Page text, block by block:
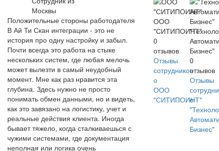
Москвы
Положительные стороны работодателя
В Ай Ти Скан интеграции - это не
история про одну настройку и забыл.
Почти всегда это работа на стыке
нескольких систем, где любая мелочь
может вылезти в самый неудобный
момент. Мне как раз нравится эта
глубина. Здесь нужно не просто
понимать обмен данными, но и видеть,
как это завязано на логистику, учет и
реальные действия клиента. Иногда
бывает тяжело, когда сталкиваешься с
чужими системами, где документация
неполная или логика очень
ООО
"СИТИПОИНТ"
0
отзывов
Отзывы
сотрудников
о
ООО
"СИТИПОИНТ"
Бизнес"
0
отзывов
Отзывы
о
Бизнес"